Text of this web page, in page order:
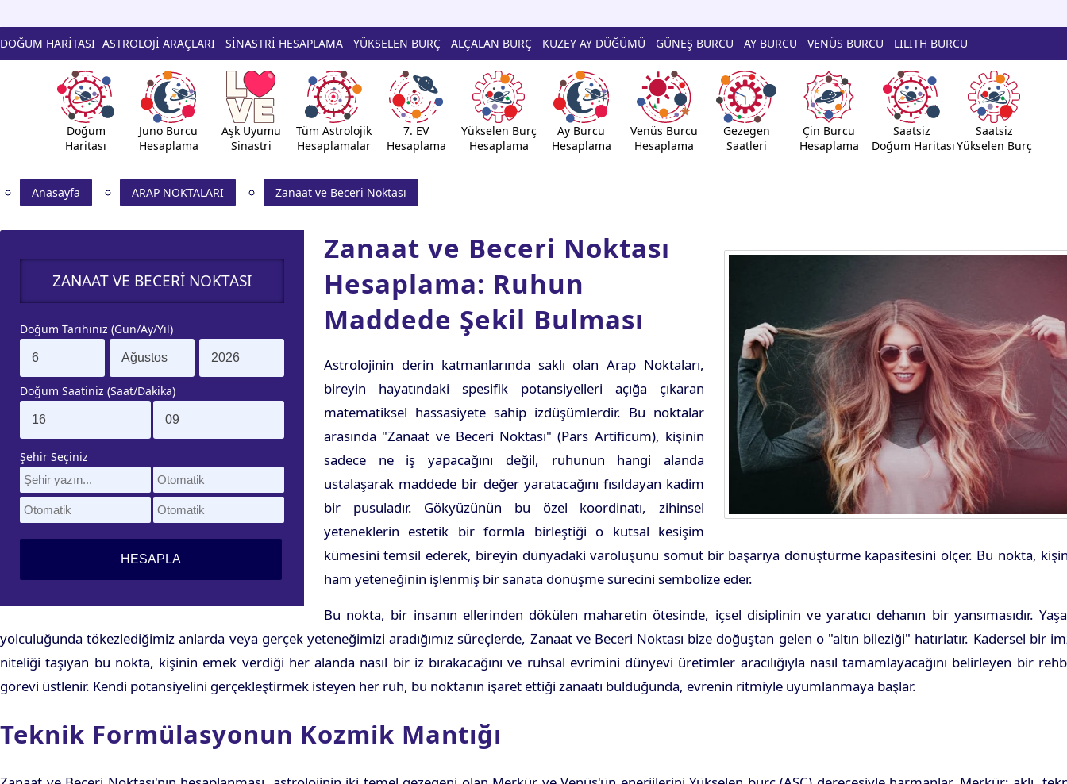
DOĞUM HARİTASI ASTROLOJİ ARAÇLARI SİNASTRİ HESAPLAMA YÜKSELEN BURÇ ALÇALAN BURÇ KUZEY AY DÜĞÜMÜ GÜNEŞ BURCU AY BURCU VENÜS BURCU LILITH BURCU
Doğum
Haritası
Juno Burcu
Hesaplama
Aşk Uyumu
Sinastri
Tüm Astrolojik
Hesaplamalar
7. EV
Hesaplama
Yükselen Burç
Hesaplama
Ay Burcu
Hesaplama
Venüs Burcu
Hesaplama
Gezegen
Saatleri
Çin Burcu
Hesaplama
Saatsiz
Doğum Haritası
Saatsiz
Yükselen Burç
Anasayfa ARAP NOKTALARI Zanaat ve Beceri Noktası
ZANAAT VE BECERI NOKTASI
Doğum Tarihiniz (Gün/Ay/Yıl)
Doğum Saatiniz (Saat/Dakika)
Şehir Seçiniz
Zanaat ve Beceri Noktası
Hesaplama: Ruhun
Maddede Şekil Bulması
Astrolojinin derin katmanlarında saklı olan Arap Noktaları,
bireyin hayatındaki spesifik potansiyelleri açığa çıkaran
matematiksel hassasiyete sahip izdüşümlerdir. Bu noktalar
arasında "Zanaat ve Beceri Noktası" (Pars Artificum), kişinin
sadece ne iş yapacağını değil, ruhunun hangi alanda
ustalaşarak maddede bir değer yaratacağını fısıldayan kadim
bir pusuladır. Gökyüzünün bu özel koordinatı, zihinsel
yeteneklerin estetik bir formla birleştiği o kutsal kesişim
kümesini temsil ederek, bireyin dünyadaki varoluşunu somut bir başarıya dönüştürme kapasitesini ölçer. Bu nokta,
ham yeteneğinin işlenmiş bir sanata dönüşme sürecini sembolize eder.
Bu nokta, bir insanın ellerinden dökülen maharetin ötesinde, içsel disiplinin ve yaratıcı dehanın bir yansımasıdır.
yolculuğunda tökezlediğimiz anlarda veya gerçek yeteneğimizi aradığımız süreçlerde, Zanaat ve Beceri Noktası bize doğuştan gelen o "altın bileziği" hatırlatır. Kadersel bir
niteliği taşıyan bu nokta, kişinin emek verdiği her alanda nasıl bir iz bırakacağını ve ruhsal evrimini dünyevi üretimler aracılığıyla nasıl tamamlayacağını belirleyen bir
görevi üstlenir. Kendi potansiyelini gerçekleştirmek isteyen her ruh, bu noktanın işaret ettiği zanaatı bulduğunda, evrenin ritmiyle uyumlanmaya başlar.
Teknik Formülasyonun Kozmik Mantığı